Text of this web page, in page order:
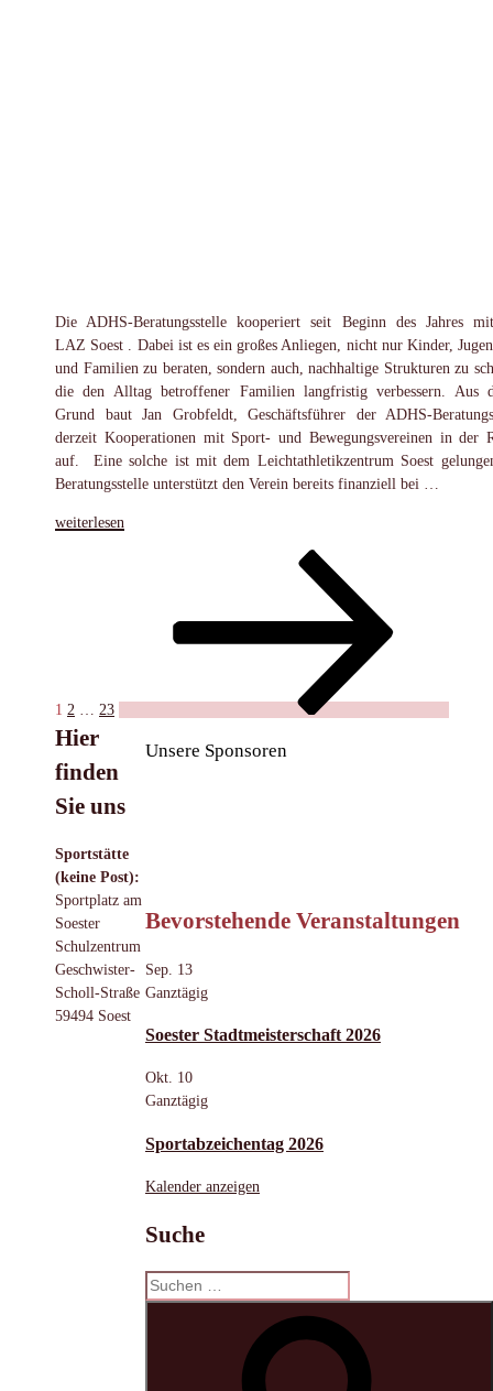
Die ADHS-Beratungsstelle kooperiert seit Beginn des Jahres
LAZ Soest . Dabei ist es ein großes Anliegen, nicht nur Kinder,
und Familien zu beraten, sondern auch, nachhaltige Strukturen zu
die den Alltag betroffener Familien langfristig verbessern. Aus
Grund baut Jan Grobfeldt, Geschäftsführer der ADHS-
derzeit Kooperationen mit Sport- und Bewegungsvereinen in der
auf. Eine solche ist mit dem Leichtathletikzentrum Soest
Beratungsstelle unterstützt den Verein bereits finanziell bei …
„Berührungsängste
weiterlesen
1 2 23
Unsere Sponsoren
Bevorstehende Veranstaltungen
Sep. 13
Ganztägig
Soester Stadtmeisterschaft 2026
Okt. 10
Ganztägig
Sportabzeichentag 2026
Kalender anzeigen
Suche
Suchen
nach:
Hier
finden
Sie uns
Sportstätte
(keine Post):
Sportplatz am
Soester
Schulzentrum
Geschwister-
Scholl-Straße
59494 Soest